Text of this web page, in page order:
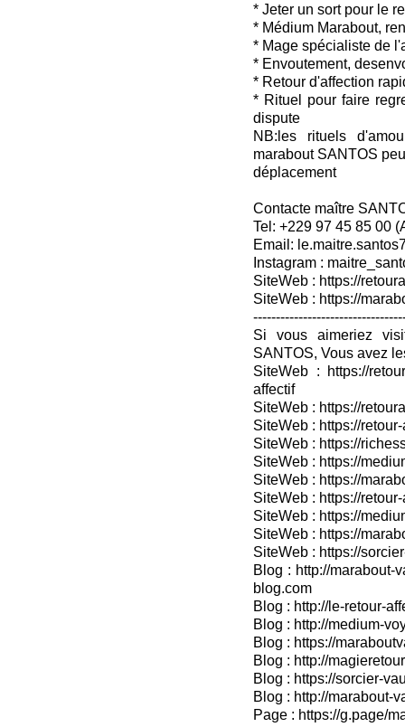
* Jeter un sort pour le
* Médium Marabout,
* Mage spécialiste de
* Envoutement,
* Retour d'affection
* Rituel pour faire
dispute
NB:les rituels
marabout SANTOS
déplacement
Contacte maître
Tel: +229 97 45 85 00
Email:
Instagram :
SiteWeb : https://
SiteWeb : https://
Si vous aimeriez
SANTOS, Vous avez
SiteWeb : https://
affectif
SiteWeb : https://
SiteWeb : https://
SiteWeb : https://
SiteWeb : https://
SiteWeb : https://
SiteWeb : https://
SiteWeb : https://
SiteWeb : https://
SiteWeb : https://
Blog : http://marabout-
blog.com
Blog : http://le-retour-
Blog : http://medium-
Blog : https://
Blog : http://
Blog : https://sorcier-
Blog : http://marabout-
Page : https://g.page/